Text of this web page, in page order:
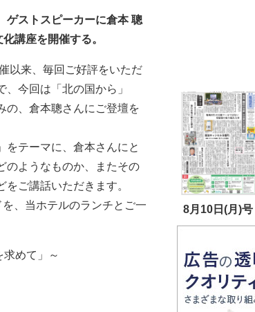
ストスピーカーに倉本 聰
講座を開催する。
以来、毎回ご好評をいただ
今回は「北の国から」
の、倉本聰さんにご登壇を
をテーマに、倉本さんにと
のようなものか、またその
ご講話いただきます。
、当ホテルのランチとご一
めて」～
8月10日(月)号